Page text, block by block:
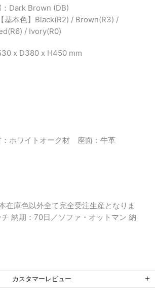
：Dark Brown (DB)
基本色】Black(R2) / Brown(R3) /
/ Ivory(R0)
x D380 x H450 mm
：ホワイトオーク材 座面：牛革
在庫色以外全て完全受注生産となりま
納期：70日／ソファ・オットマン 納
カスタマーレビュー